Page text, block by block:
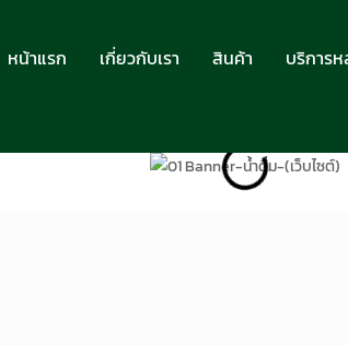
หน้าแรก เกี่ยวกับเรา สินค้า บริการ